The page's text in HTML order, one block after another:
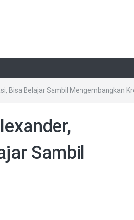
Bisa Belajar Sambil Mengembangkan
Sambil